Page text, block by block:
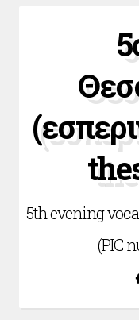
5th evening
(PIC